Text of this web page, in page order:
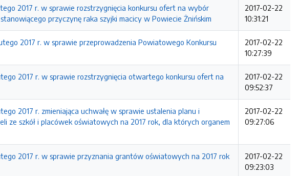
2017 r. w sprawie rozstrzygnięcia konkursu ofert na wybór
przyczynę raka szyjki macicy w Powiecie Żnińskim
2017-02-22
10:31:21
2017 r. w sprawie przeprowadzenia Powiatowego Konkursu
2017-02-22
10:27:39
2017 r. w sprawie rozstrzygnięcia otwartego konkursu ofert na
2017-02-22
09:52:37
2017 r. zmieniająca uchwałę w sprawie ustalenia planu i
ze szkół i placówek oświatowych na 2017 rok, dla których organem
2017-02-22
09:27:06
2017 r. w sprawie przyznania grantów oświatowych na 2017 rok
2017-02-22
09:23:03